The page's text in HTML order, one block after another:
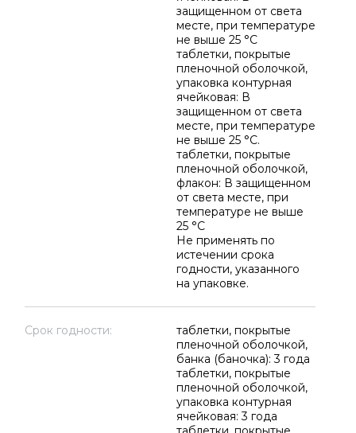
защищенном от света
месте, при температуре
не выше 25 °C
таблетки, покрытые
пленочной оболочкой,
упаковка контурная
ячейковая: В
защищенном от света
месте, при температуре
не выше 25 °C.
таблетки, покрытые
пленочной оболочкой,
флакон: В защищенном
от света месте, при
температуре не выше
25 °C
Не применять по
истечении срока
годности, указанного
на упаковке.
Срок годности:
таблетки, покрытые
пленочной оболочкой,
банка (баночка): 3 года
таблетки, покрытые
пленочной оболочкой,
упаковка контурная
ячейковая: 3 года